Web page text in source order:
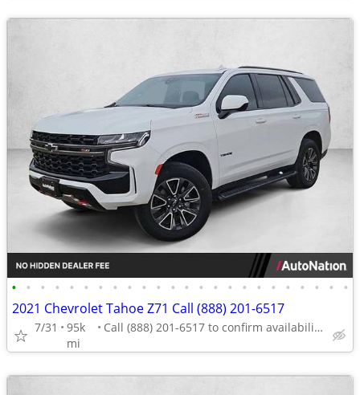
• • • • • • • • • • • • • • • • • • • • • • • •
2021 Chevrolet Tahoe Z71 Call (888) 201-6517
7/31
95k
mi
Call (888) 201-6517 to confirm availability - May 14th